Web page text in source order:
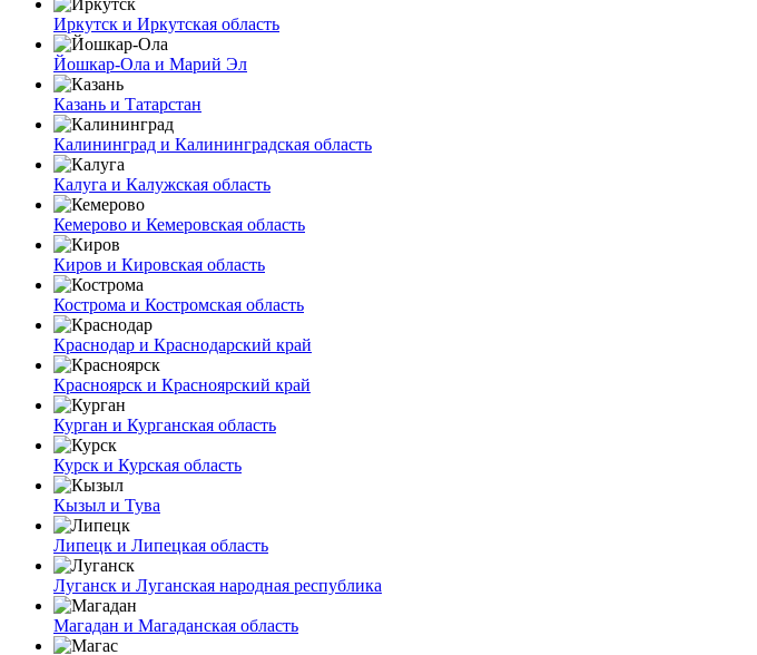
Иркутск и Иркутская область
Йошкар-Ола и Марий Эл
Казань и Татарстан
Калининград и Калининградская область
Калуга и Калужская область
Кемерово и Кемеровская область
Киров и Кировская область
Кострома и Костромская область
Краснодар и Краснодарский край
Красноярск и Красноярский край
Курган и Курганская область
Курск и Курская область
Кызыл и Тува
Липецк и Липецкая область
Луганск и Луганская народная республика
Магадан и Магаданская область